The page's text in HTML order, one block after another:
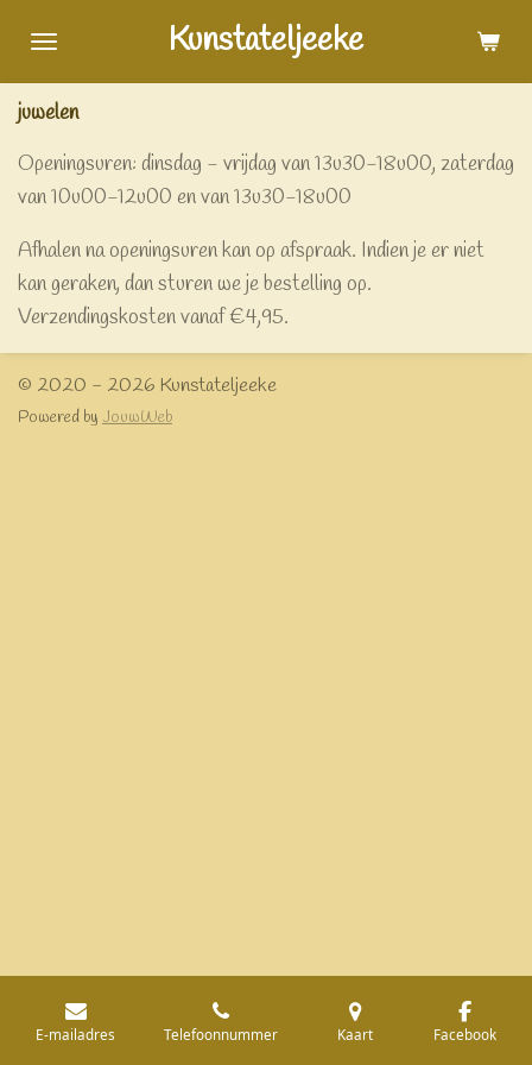
Ga
de
hoofdinhoud
Kunstateljeeke
juwelen
Openingsuren: dinsdag - vrijdag van 13u30-18u00, zaterdag
van 10u00-12u00 en van 13u30-18u00
Afhalen na openingsuren kan op afspraak. Indien je er niet
kan geraken, dan sturen we je bestelling op.
Verzendingskosten vanaf €4,95.
© 2020 - 2026 Kunstateljeeke
Powered by JouwWeb
E-mailadres Telefoonnummer Kaart Facebook